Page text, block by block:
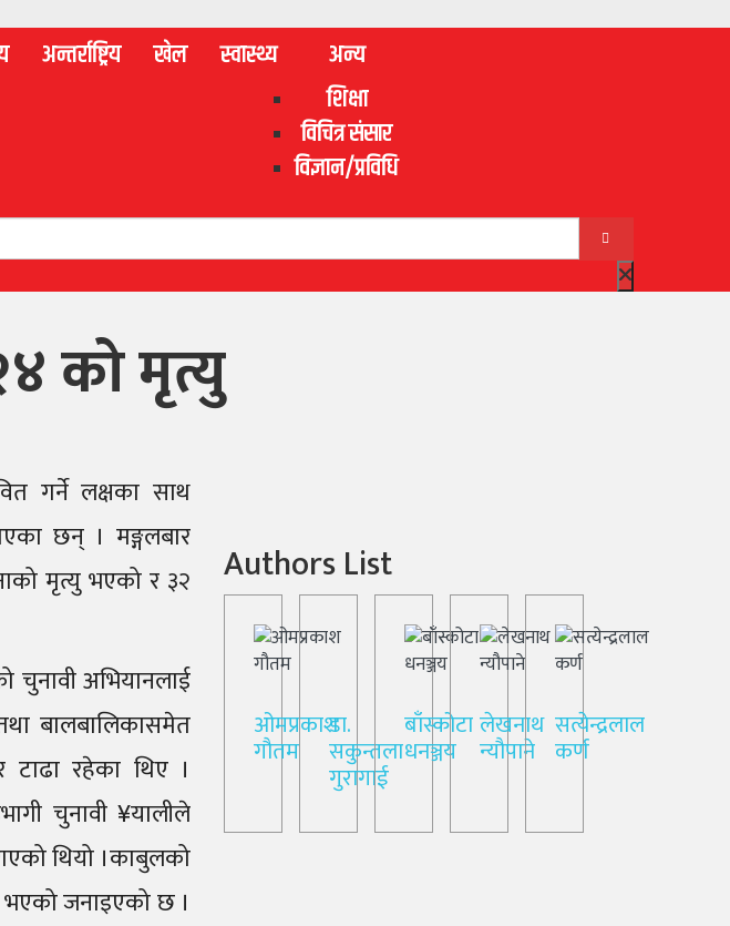
अन्तर्राष्ट्रिय खेल स्वास्थ्य
अन्य
शिक्षा
विचित्र संसार
विज्ञान/प्रविधि
को मृत्यु
गर्ने लक्षका साथ
छन् । मङ्गलबार
मृत्यु भएको र ३२
चुनावी अभियानलाई
बालबालिकासमेत
टाढा रहेका थिए ।
चुनावी ¥यालीले
थियो ।काबुलको
जनाइएको छ ।
Authors List
ओमप्रकाश
गौतम
डा.
सकुन्तला
गुरागाई
बाँस्कोटा
धनञ्जय
लेखनाथ
न्यौपाने
सत्येन्द्रलाल
कर्ण